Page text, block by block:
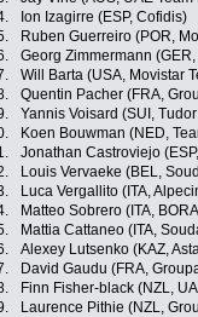
Ion Izagirre (ESP, Cofidis)
Ruben Guerreiro (POR,
Georg Zimmermann
Will Barta (USA, Movistar
Quentin Pacher (FRA,
Yannis Voisard (SUI,
Koen Bouwman (NED,
Jonathan Castroviejo
Louis Vervaeke (BEL,
Luca Vergallito (ITA,
Matteo Sobrero (ITA,
Mattia Cattaneo (ITA,
Alexey Lutsenko (KAZ,
David Gaudu (FRA,
Finn Fisher-black (NZL,
Laurence Pithie (NZL,